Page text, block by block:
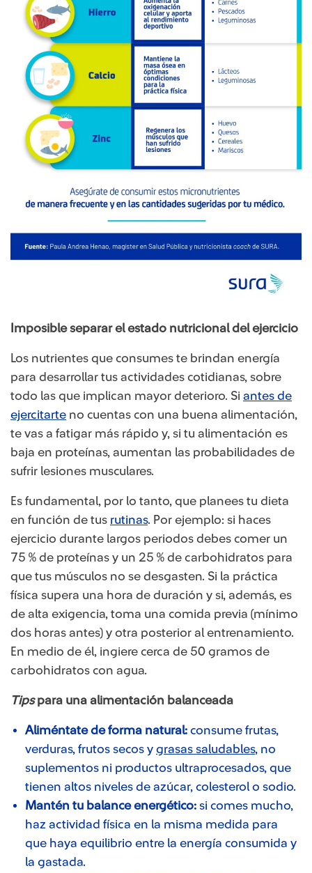
Imposible separar el estado nutricional del ejercicio
Los nutrientes que consumes te brindan energía
para desarrollar tus actividades cotidianas, sobre
todo las que implican mayor deterioro. Si antes de
ejercitarte no cuentas con una buena alimentación,
te vas a fatigar más rápido y, si tu alimentación es
baja en proteínas, aumentan las probabilidades de
sufrir lesiones musculares.
Es fundamental, por lo tanto, que planees tu dieta
en función de tus rutinas. Por ejemplo: si haces
ejercicio durante largos periodos debes comer un
75 % de proteínas y un 25 % de carbohidratos para
que tus músculos no se desgasten. Si la práctica
física supera una hora de duración y si, además, es
de alta exigencia, toma una comida previa (mínimo
dos horas antes) y otra posterior al entrenamiento.
En medio de él, ingiere cerca de 50 gramos de
carbohidratos con agua.
Tipspara una alimentación balanceada
Aliméntate de forma natural: consume frutas,
verduras, frutos secos y grasas saludables, no
suplementos ni productos ultraprocesados, que
tienen altos niveles de azúcar, colesterol o sodio.
Mantén tu balance energético: si comes mucho,
haz actividad física en la misma medida para
que haya equilibrio entre la energía consumida y
la gastada.